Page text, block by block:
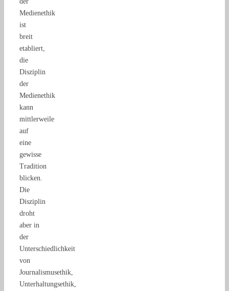
Medienethik
ist
breit
etabliert,
die
Disziplin
der
Medienethik
kann
mittlerweile
auf
eine
gewisse
Tradition
blicken.
Die
Disziplin
droht
aber in
der
Unterschiedlichkeit
von
Journalismusethik,
Unterhaltungsethik,